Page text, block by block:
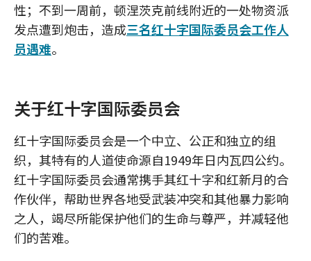
性；不到一周前，顿涅茨克前线附近的一处物资派
发点遭到炮击，造成三名红十字国际委员会工作人
员遇难。
关于红十字国际委员会
红十字国际委员会是一个中立、公正和独立的组
织，其特有的人道使命源自1949年日内瓦四公约。
红十字国际委员会通常携手其红十字和红新月的合
作伙伴，帮助世界各地受武装冲突和其他暴力影响
之人，竭尽所能保护他们的生命与尊严，并减轻他
们的苦难。